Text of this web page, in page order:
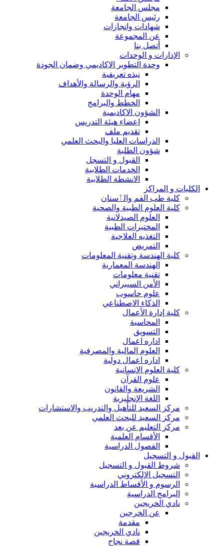
مجلس الجامعة
رئيس الجامعة
شهادات وانجازات
عن المجموعة
أتصل بنا
الإدارات و الوحدات
وحدة التطوير الاكاديمي وضمان الجودة
نبذه تعريفية
الرؤية والرسالة والأهداف
مهام الوحدة
الخطط والبرامج
الشؤون الاكاديمية
اعضاء هيئة التدريس
تقديم ملف
الدراسات العليا والبحث العلمي
شؤون الطلبة
القبول و التسجل
الخدمات الطلابية
الانشطة الطلابية
الكليات و المراكز
كلية طب الفم والٲسنان
كلية العلوم الطبية والصحية
العلوم الصيدلانية
المختبرات الطبية
التغذيه العلاجية
التمريض
كلية الهندسة وتقنية المعلومات
الهندسة المعمارية
تقنية معلومات
الأمن السيبراني
علوم حاسوب
الذكاء الاصطناعي
كلية إدارة الأعمال
المحاسبة
التسويق
اداره اعمال
العلوم المالية والمصرفية
اداره اعمال دولية
كلية العلوم الإنسانية
علوم القرآن
الشريعة والقانون
اللغة الإنجليزية
مركز السعيد للتأهيل والتدريب والاستشارات
مركز السعيد للبحث العلمي
مركز التعليم عن بعد
الأقسام العلمية
الفصول الدراسية
القبول و التسجيل
شروط القبول و التسجيل
التسجيل الإلكتروني
الرسوم و الأقساط الدراسية
البرامج الدراسية
نادي الخريجين
عن الخرجين
مقدمة
نادي الخريجين
قصة نجاح